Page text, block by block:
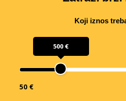
Koji iznos
500 €
50 €